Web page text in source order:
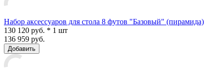
Набор аксессуаров для стола 8 футов "Базовый" (пирамида)
130 120 руб. * 1 шт
136 959 руб.
Добавить